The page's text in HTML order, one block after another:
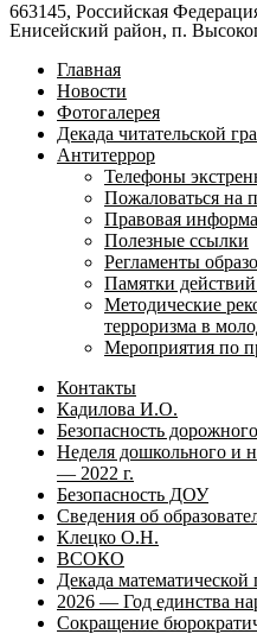
663145, Российская
Енисейский район, п.
Главная
Новости
Фотогалерея
Декада читательской
Антитеррор
Телефоны
Пожаловаться на
Правовая
Полезные ссылки
Регламенты
Памятки
Методические
терроризма в
Мероприятия по
Контакты
Кадилова И.О.
Безопасность
Неделя дошкольного и
— 2022 г.
Безопасность ДОУ
Сведения об
Клецко О.Н.
ВСОКО
Декада математической
2026 — Год единства
Сокращение